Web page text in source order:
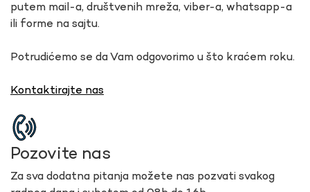
putem mail-a, društvenih mreža, viber-a, whatsapp-a
ili forme na sajtu.
Potrudićemo se da Vam odgovorimo u što kraćem roku.
Kontaktirajte nas
Pozovite nas
Za sva dodatna pitanja možete nas pozvati svakog